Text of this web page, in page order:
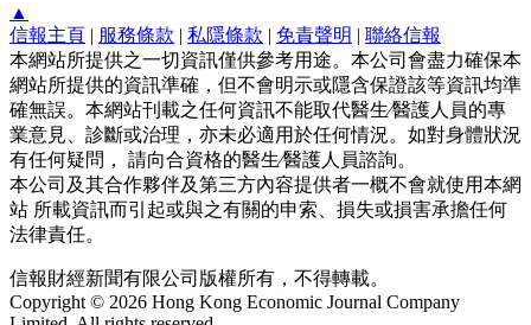
▲
信報主頁 | 服務條款 | 私隱條款 | 免責聲明 | 聯絡信報
本網站所提供之一切資訊僅供參考用途。本公司會盡力確保本
網站所提供的資訊準確，但不會明示或隱含保證該等資訊均準
確無誤。本網站刊載之任何資訊不能取代醫生∕醫護人員的專
業意見、診斷或治理，亦未必適用於任何情況。如對身體狀況
有任何疑問， 請向合資格的醫生∕醫護人員諮詢。
本公司及其合作夥伴及第三方內容提供者一概不會就使用本網
站 所載資訊而引起或與之有關的申索、損失或損害承擔任何
法律責任。
信報財經新聞有限公司版權所有，不得轉載。
Copyright © 2026 Hong Kong Economic Journal Company